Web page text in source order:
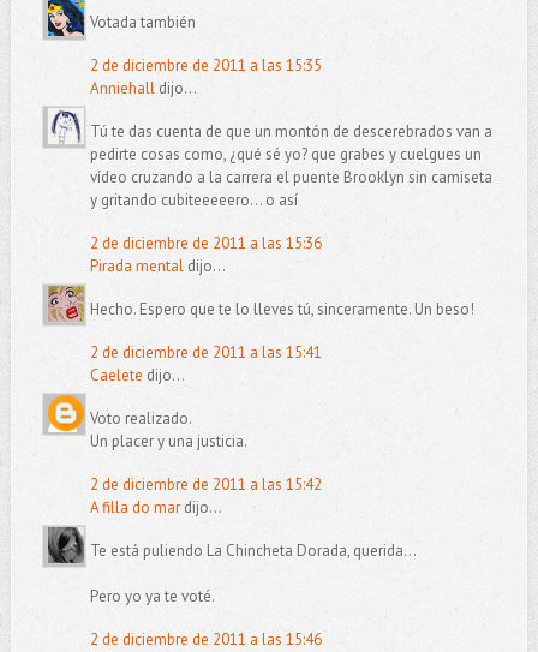
Votada también
2 de diciembre de 2011 a las 15:35
Anniehalldijo...
Tú te das cuenta de que un montón de descerebrados van a
pedirte cosas como, ¿qué sé yo? que grabes y cuelgues un
vídeo cruzando a la carrera el puente Brooklyn sin camiseta
y gritando cubiteeeeero... o así
2 de diciembre de 2011 a las 15:36
Pirada mentaldijo...
Hecho. Espero que te lo lleves tú, sinceramente. Un beso!
2 de diciembre de 2011 a las 15:41
Caelete dijo...
Voto realizado.
Un placer y una justicia.
2 de diciembre de 2011 a las 15:42
A filla do mardijo...
Te está puliendo La Chincheta Dorada, querida...
Pero yo ya te voté.
2 de diciembre de 2011 a las 15:46